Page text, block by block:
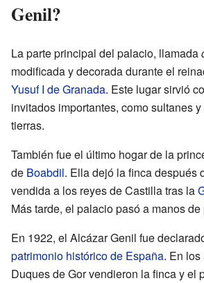
Genil?
La parte principal del palacio, llamada
modificada y decorada durante el
Yusuf I de Granada. Este lugar sirvió
invitados importantes, como sultanes
tierras.
También fue el último hogar de la
de Boabdil. Ella dejó la finca después
vendida a los reyes de Castilla tras la
Más tarde, el palacio pasó a manos
En 1922, el Alcázar Genil fue
patrimonio histórico de España. En
Duques de Gor vendieron la finca y el